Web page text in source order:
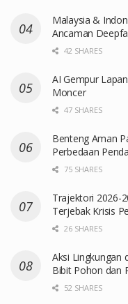
Malaysia &
Ancaman
42 SHARES
AI Gempur
Moncer
47 SHARES
Benteng Aman
Perbedaan
75 SHARES
Trajektori 2026-
Terjebak Krisis
26 SHARES
Aksi Lingkungan
Bibit Pohon dan
52 SHARES